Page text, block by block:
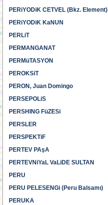
PERiYODiK CETVEL (Bkz. Element)
PERiYODiK KaNUN
PERLiT
PERMANGANAT
PERMüTASYON
PEROKSiT
PERON, Juan Domingo
PERSEPOLiS
PERSHING FüZESi
PERSLER
PERSPEKTiF
PERTEV PAşA
PERTEVNiYaL VaLiDE SULTAN
PERU
PERU PELESENGi (Peru Balsamı)
PERUKA